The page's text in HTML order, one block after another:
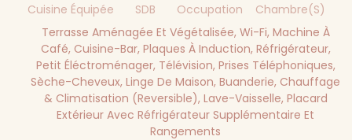
Cuisine Équipée SDB Occupation
Chambre(s)
Terrasse Aménagée Et Végétalisée, Wi-Fi, Machine À
Café, Cuisine-Bar, Plaques À Induction, Réfrigérateur,
Petit Éléctroménager, Télévision, Prises Téléphoniques,
Sèche-Cheveux, Linge De Maison, Buanderie, Chauffage
& Climatisation (reversible), Lave-Vaisselle, Placard
Extérieur Avec Réfrigérateur Supplémentaire Et
Rangements